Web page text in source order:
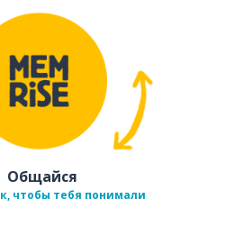
Общайся
чтобы тебя понимали